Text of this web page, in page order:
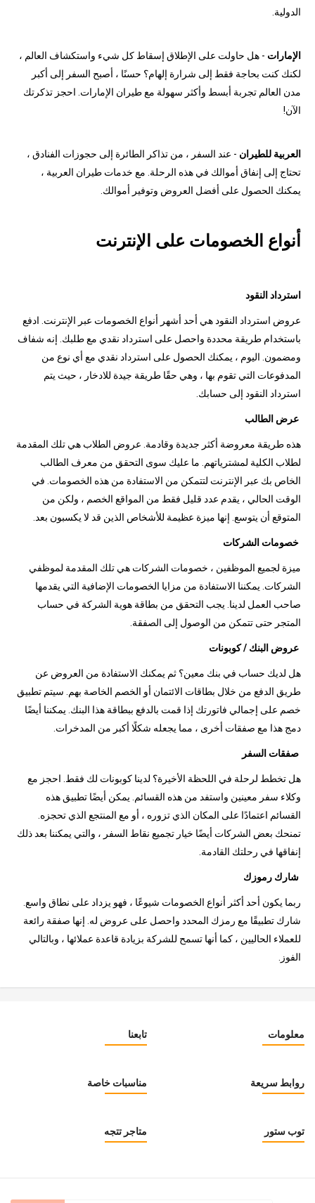
الدولية.
الإمارات - هل حاولت على الإطلاق إسقاط كل شيء واستكشاف العالم ،
لكنك كنت بحاجة فقط إلى شرارة إلهام؟ حسنًا ، أصبح السفر إلى أكبر
مدن العالم تجربة أبسط وأكثر سهولة مع طيران الإمارات. احجز تذكرتك
الآن!
العربية للطيران - عند السفر ، من تذاكر الطائرة إلى حجوزات الفنادق ،
تحتاج إلى إنفاق أموالك في هذه الرحلة. مع خدمات طيران العربية ،
يمكنك الحصول على أفضل العروض وتوفير أموالك.
أنواع الخصومات على الإنترنت
استرداد النقود
عروض استرداد النقود هي أحد أشهر أنواع الخصومات عبر الإنترنت. ادفع
باستخدام طريقة محددة واحصل على استرداد نقدي مع طلبك. إنه شفاف
ومضمون. اليوم ، يمكنك الحصول على استرداد نقدي مع أي نوع من
المدفوعات التي تقوم بها ، وهي حقًا طريقة جيدة للادخار ، حيث يتم
استرداد النقود إلى حسابك.
عرض الطالب
هذه طريقة معروضة أكثر جديدة وقادمة. عروض الطلاب هي تلك المقدمة
لطلاب الكلية لمشترياتهم. ما عليك سوى التحقق من معرف الطالب
الخاص بك عبر الإنترنت لتتمكن من الاستفادة من هذه الخصومات. في
الوقت الحالي ، يقدم عدد قليل فقط من المواقع الخصم ، ولكن من
المتوقع أن يتوسع. إنها ميزة عظيمة للأشخاص الذين قد لا يكسبون بعد.
خصومات الشركات
ميزة لجميع الموظفين ، خصومات الشركات هي تلك المقدمة لموظفي
الشركات. يمكننا الاستفادة من مزايا الخصومات الإضافية التي يقدمها
صاحب العمل لدينا. يجب التحقق من بطاقة هوية الشركة في حساب
المتجر حتى تتمكن من الوصول إلى الصفقة.
عروض البنك / كوبونات
هل لديك حساب في بنك معين؟ ثم يمكنك الاستفادة من العروض عن
طريق الدفع من خلال بطاقات الائتمان أو الخصم الخاصة بهم. سيتم تطبيق
خصم على إجمالي فاتورتك إذا قمت بالدفع ببطاقة هذا البنك. يمكننا أيضًا
دمج هذا مع صفقات أخرى ، مما يجعله شكلًا أكبر من المدخرات.
صفقات السفر
هل تخطط لرحلة في اللحظة الأخيرة؟ لدينا كوبونات لك فقط. احجز مع
وكلاء سفر معينين واستفد من هذه القسائم. يمكن أيضًا تطبيق هذه
القسائم اعتمادًا على المكان الذي تزوره ، أو مع المنتجع الذي تحجزه.
تمنحك بعض الشركات أيضًا خيار تجميع نقاط السفر ، والتي يمكننا بعد ذلك
إنفاقها في رحلتك القادمة.
شارك رموزك
ربما يكون أحد أكثر أنواع الخصومات شيوعًا ، فهو يزداد على نطاق واسع.
شارك تطبيقًا مع رمزك المحدد واحصل على عروض له. إنها صفقة رائعة
للعملاء الحاليين ، كما أنها تسمح للشركة بزيادة قاعدة عملائها ، وبالتالي
الفوز.
تابعنا معلومات
مناسبات خاصة روابط سريعة
متاجر تتجه توب ستور